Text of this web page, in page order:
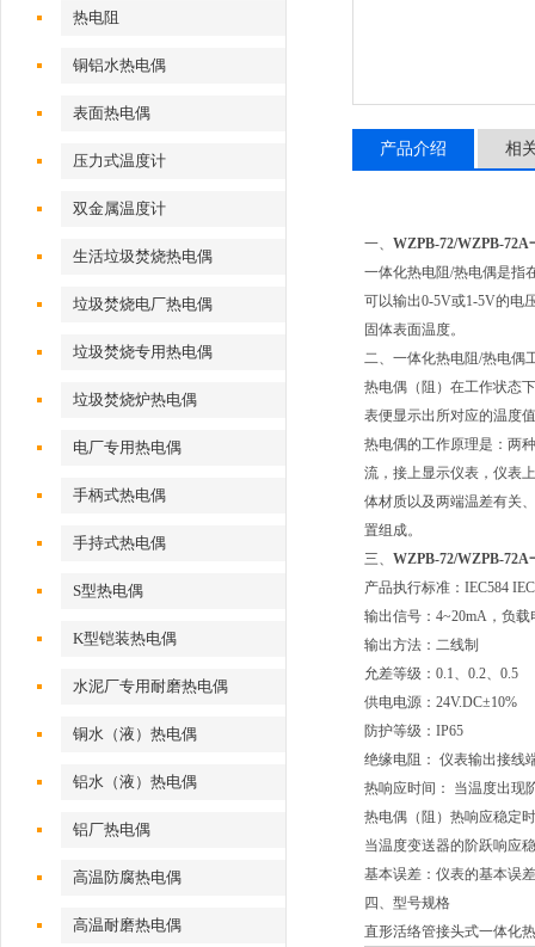
热电阻
铜铝水热电偶
表面热电偶
压力式温度计
双金属温度计
生活垃圾焚烧热电偶
垃圾焚烧电厂热电偶
垃圾焚烧专用热电偶
垃圾焚烧炉热电偶
电厂专用热电偶
手柄式热电偶
手持式热电偶
S型热电偶
K型铠装热电偶
水泥厂专用耐磨热电偶
铜水（液）热电偶
铝水（液）热电偶
铝厂热电偶
高温防腐热电偶
高温耐磨热电偶
产品介绍 相
一、 WZPB-72/WZPB-
一体化热电阻/热电偶是指
可以输出0-5V或1-5V的电
固体表面温度。
二、一体化热电阻/热电偶
热电偶（阻）在工作状态
表便显示出所对应的温度
热电偶的工作原理是：两
流，接上显示仪表，仪表
体材质以及两端温差有关
置组成。
三、 WZPB-72/WZPB-
产品执行标准：IEC584
输出信号：4~20mA，负载
输出方法：二线制
允差等级：0.1、0.2、0.5
供电电源：24V.DC±10%
防护等级：IP65
绝缘电阻： 仪表输出接线
热响应时间： 当温度出现
热电偶（阻）热响应稳定
当温度变送器的阶跃响应
基本误差：仪表的基本误
四、型号规格
直形活络管接头式一体化